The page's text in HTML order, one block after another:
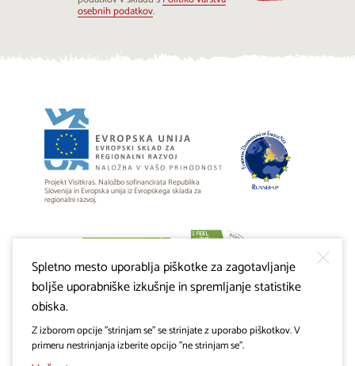
osebnih podatkov.
Projekt Visitkras. Naložbo sofinancirata Republika
Slovenija in Evropska unija iz Evropskega sklada za
regionalni razvoj.
Spletno mesto uporablja piškotke za zagotavljanje
boljše uporabniške izkušnje in spremljanje statistike
obiska.
Z izborom opcije "strinjam se" se strinjate z uporabo piškotkov. V
primeru nestrinjanja izberite opcijo "ne strinjam se".